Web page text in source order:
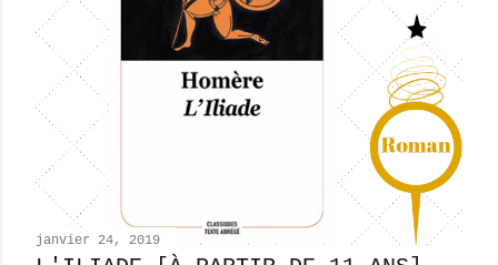
r
c
m
n
janvier 24, 2019